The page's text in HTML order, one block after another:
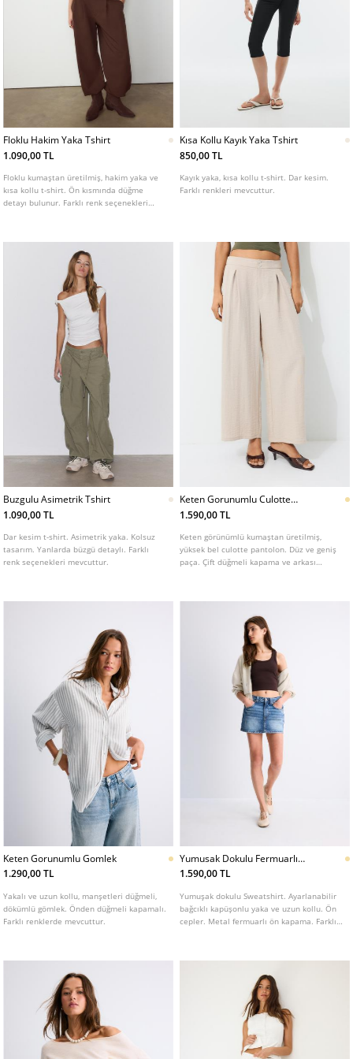
Floklu Hakim Yaka Tshirt
1.090,00 TL
Floklu kumaştan üretilmiş, hakim yaka ve
kısa kollu t-shirt. Ön kısmında düğme
detayı bulunur. Farklı renk seçenekleri
Kısa Kollu Kayık Yaka Tshirt
850,00 TL
Kayık yaka, kısa kollu t-shirt. Dar kesim.
Farklı renkleri mevcuttur.
Buzgulu Asimetrik Tshirt
1.090,00 TL
Dar kesim t-shirt. Asimetrik yaka. Kolsuz
tasarım. Yanlarda büzgü detaylı. Farklı
renk seçenekleri mevcuttur.
Keten Gorunumlu Culotte
Pantolon
1.590,00 TL
Keten görünümlü kumaştan üretilmiş,
yüksek bel culotte pantolon. Düz ve geniş
paça. Çift düğmeli kapama ve arkası
Keten Gorunumlu Gomlek
1.290,00 TL
Yakalı ve uzun kollu, manşetleri düğmeli,
dökümlü gömlek. Önden düğmeli kapamalı.
Farklı renklerde mevcuttur.
Yumusak Dokulu Fermuarlı
Sweatshirt
1.590,00 TL
Yumuşak dokulu Sweatshirt. Ayarlanabilir
bağcıklı kapüşonlu yaka ve uzun kollu. Ön
cepler. Metal fermuarlı ön kapama. Farklı